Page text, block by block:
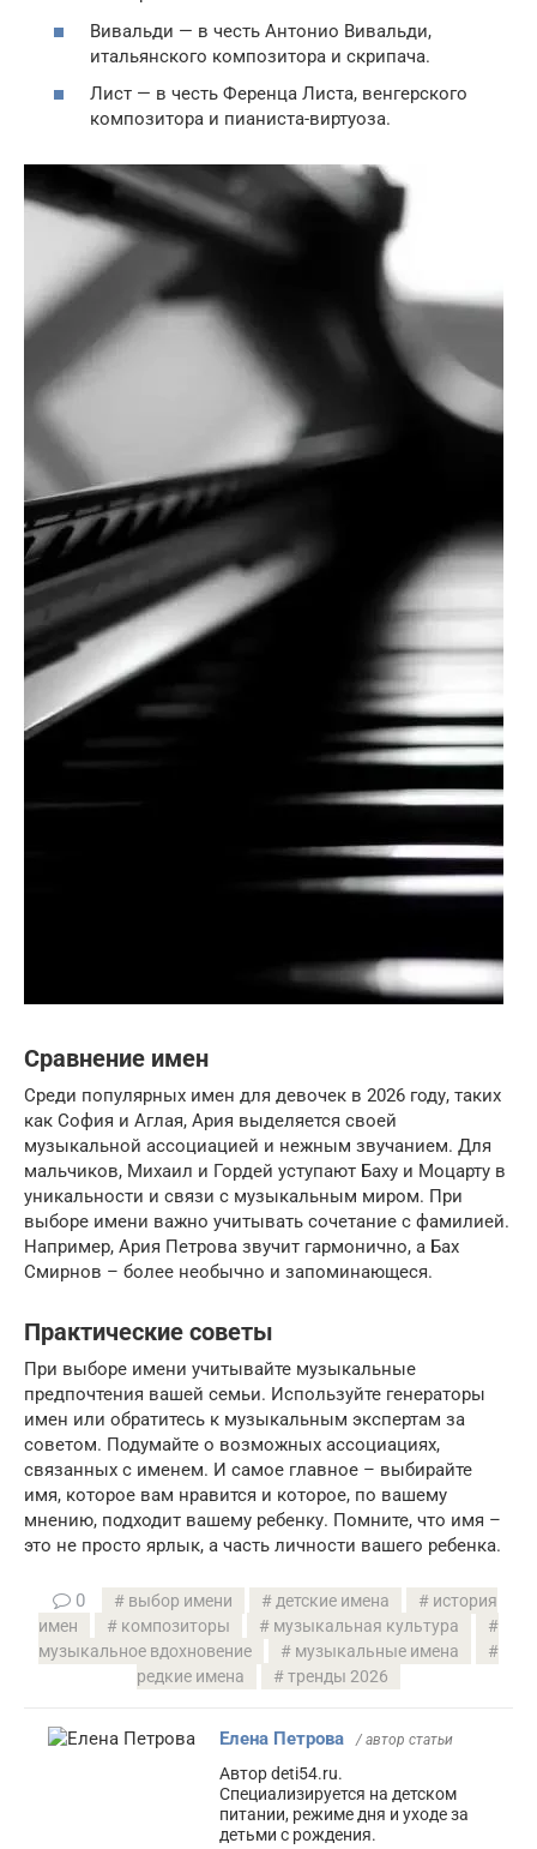
Вивальди — в честь Антонио Вивальди,
итальянского композитора и скрипача.
Лист — в честь Ференца Листа, венгерского
композитора и пианиста-виртуоза.
Сравнение имен
Среди популярных имен для девочек в 2026 году, таких
как София и Аглая, Ария выделяется своей
музыкальной ассоциацией и нежным звучанием. Для
мальчиков, Михаил и Гордей уступают Баху и Моцарту в
уникальности и связи с музыкальным миром. При
выборе имени важно учитывать сочетание с фамилией.
Например, Ария Петрова звучит гармонично, а Бах
Смирнов – более необычно и запоминающеся.
Практические советы
При выборе имени учитывайте музыкальные
предпочтения вашей семьи. Используйте генераторы
имен или обратитесь к музыкальным экспертам за
советом. Подумайте о возможных ассоциациях,
связанных с именем. И самое главное – выбирайте
имя, которое вам нравится и которое, по вашему
мнению, подходит вашему ребенку. Помните, что имя –
это не просто ярлык, а часть личности вашего ребенка.
0 выбор имени детские имена
история
имен
композиторы
музыкальная культура
музыкальное вдохновение
музыкальные имена
редкие имена
тренды 2026
Елена Петрова / автор статьи
Автор deti54.ru.
Специализируется на детском
питании, режиме дня и уходе за
детьми с рождения.